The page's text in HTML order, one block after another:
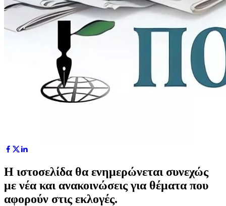
Η ιστοσελίδα θα ενημερώνεται συνεχώς
με νέα και ανακοινώσεις για θέματα που
αφορούν στις εκλογές.